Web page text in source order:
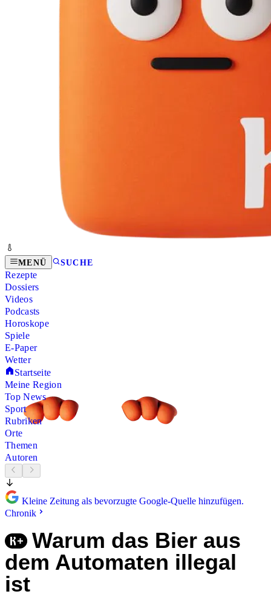
MENÜ SUCHE
Rezepte
Dossiers
Videos
Podcasts
Horoskope
Spiele
E-Paper
Wetter
Startseite
Meine Region
Top News
Sport
Rubriken
Orte
Themen
Autoren
Kleine Zeitung als bevorzugte Google-Quelle hinzufügen.
Chronik
Warum das Bier aus
dem Automaten illegal
ist